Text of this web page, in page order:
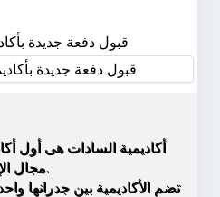
مجال الإدارة فى جمهورية مصر العربية.